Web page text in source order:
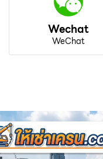
Wechat
WeChat